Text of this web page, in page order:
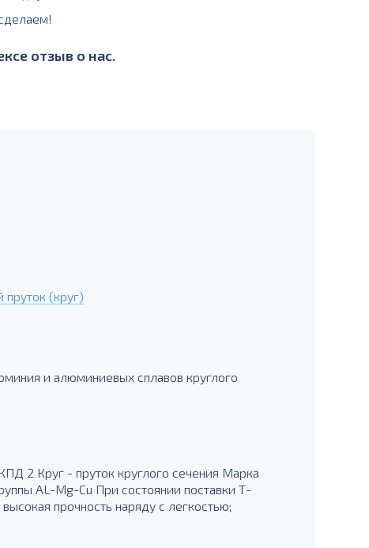
отзыв о нас.
(круг)
и алюминиевых сплавов круглого
2 Круг - пруток круглого сечения Марка
AL-Mg-Cu При состоянии поставки Т-
прочность наряду с легкостью;